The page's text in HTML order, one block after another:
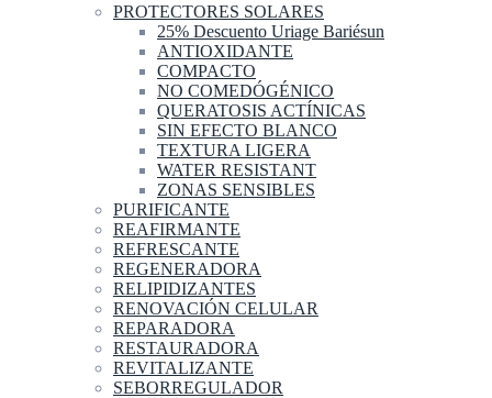
PROTECTORES SOLARES
25% Descuento Uriage Bariésun
ANTIOXIDANTE
COMPACTO
NO COMEDÓGÉNICO
QUERATOSIS ACTÍNICAS
SIN EFECTO BLANCO
TEXTURA LIGERA
WATER RESISTANT
ZONAS SENSIBLES
PURIFICANTE
REAFIRMANTE
REFRESCANTE
REGENERADORA
RELIPIDIZANTES
RENOVACIÓN CELULAR
REPARADORA
RESTAURADORA
REVITALIZANTE
SEBORREGULADOR